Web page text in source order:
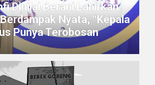
Dinilai Berani Lahirkan
Nyata, “Kepala
Punya Terobosan